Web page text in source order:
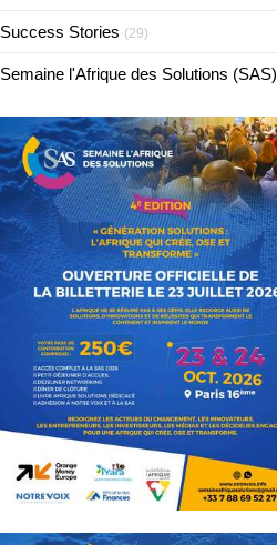
Success Stories (29)
Semaine l'Afrique des Solutions (SAS)